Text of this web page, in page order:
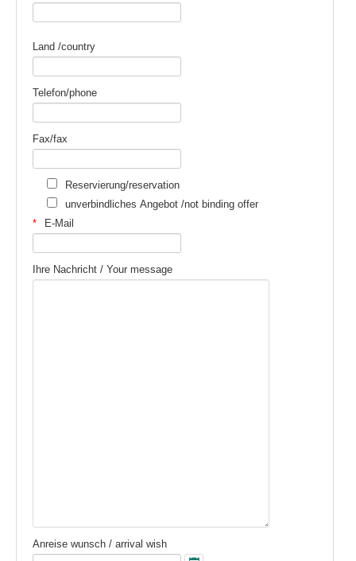
Land /country
Telefon/phone
Fax/fax
Reservierung/reservation
unverbindliches Angebot /not binding offer
E-Mail
Ihre Nachricht / Your message
Anreise wunsch / arrival wish